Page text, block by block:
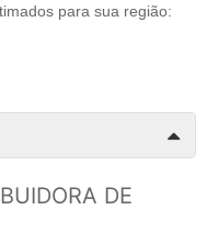
para sua região:
DE